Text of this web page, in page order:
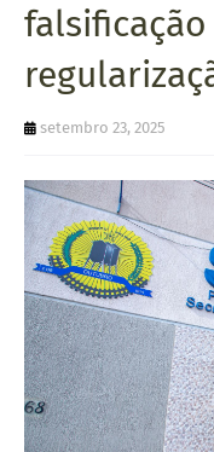
setembro 23, 2025